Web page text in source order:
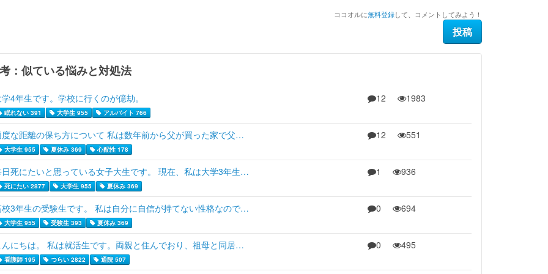
ココオルに無料登録して、コメントしてみよう！
：似ている悩みと対処法
4年生です。学校に行くのが億劫。
眠れない 391 大学生 955 アルバイト 766
12 1983
度な距離の保ち方について 私は数年前から父が買った家で父…
大学生 955 夏休み 369 心配性 178
12 551
日死にたいと思っている女子大生です。 現在、私は大学3年生…
死にたい 2877 大学生 955 夏休み 369
1 936
校3年生の受験生です。 私は自分に自信が持てない性格なので…
大学生 955 受験生 393 夏休み 369
0 694
んにちは。 私は就活生です。両親と住んでおり、祖母と同居…
看護師 195 つらい 2822 通院 507
0 495